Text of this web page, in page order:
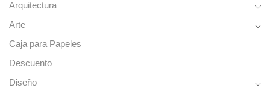
Arquitectura
Arte
Caja para Papeles
Descuento
Diseño